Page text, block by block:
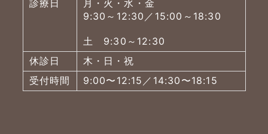
診療日
月・火・水・金
9:30～12:30／15:00～18:30
土 9:30～12:30
休診日
木・日・祝
受付時間
9:00〜12:15／14:30〜18:15